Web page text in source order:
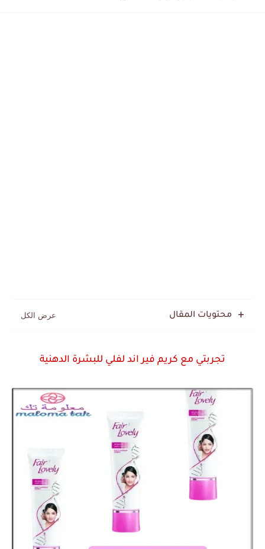
محتويات المقال
تجربتي مع كريم فير اند لفلي للبشرة الدهنية